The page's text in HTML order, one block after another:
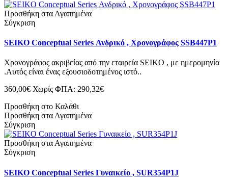
Προσθήκη στα Αγαπημένα
Σύγκριση
SEIKO Conceptual Series Ανδρικό , Χρονογράφος SSB447P1
Χρονογράφος ακριβείας από την εταιρεία SEIKO , με ημερομηνία
.Αυτός είναι ένας εξουσιοδοτημένος ιστό..
360,00€ Χωρίς ΦΠΑ: 290,32€
Προσθήκη στο Καλάθι
Προσθήκη στα Αγαπημένα
Σύγκριση
Προσθήκη στα Αγαπημένα
Σύγκριση
SEIKO Conceptual Series Γυναικείο , SUR354P1J